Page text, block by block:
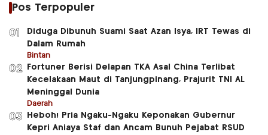
Pos Terpopuler
01
Diduga Dibunuh Suami Saat Azan Isya, IRT Tewas di
Dalam Rumah
Bintan
02
Fortuner Berisi Delapan TKA Asal China Terlibat
Kecelakaan Maut di Tanjungpinang, Prajurit TNI AL
Meninggal Dunia
Daerah
03
Heboh! Pria Ngaku-Ngaku Keponakan Gubernur
Kepri Aniaya Staf dan Ancam Bunuh Pejabat RSUD